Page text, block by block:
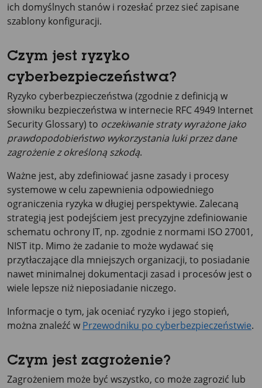
ich domyślnych stanów i rozesłać przez sieć zapisane
szablony konfiguracji.
Czym jest ryzyko
cyberbezpieczeństwa?
Ryzyko cyberbezpieczeństwa (zgodnie z definicją w
słowniku bezpieczeństwa w internecie RFC 4949 Internet
Security Glossary) to oczekiwanie straty wyrażone jako
prawdopodobieństwo wykorzystania luki przez dane
zagrożenie z określoną szkodą.
Ważne jest, aby zdefiniować jasne zasady i procesy
systemowe w celu zapewnienia odpowiedniego
ograniczenia ryzyka w długiej perspektywie. Zalecaną
strategią jest podejściem jest precyzyjne zdefiniowanie
schematu ochrony IT, np. zgodnie z normami ISO 27001,
NIST itp. Mimo że zadanie to może wydawać się
przytłaczające dla mniejszych organizacji, to posiadanie
nawet minimalnej dokumentacji zasad i procesów jest o
wiele lepsze niż nieposiadanie niczego.
Informacje o tym, jak oceniać ryzyko i jego stopień,
można znaleźć w Przewodniku po cyberbezpieczeństwie.
Czym jest zagrożenie?
Zagrożeniem może być wszystko, co może zagrozić lub